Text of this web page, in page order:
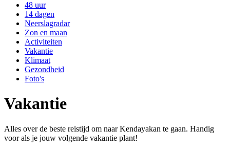
48 uur
14 dagen
Neerslagradar
Zon en maan
Activiteiten
Vakantie
Klimaat
Gezondheid
Foto's
Vakantie
Alles over de beste reistijd om naar Kendayakan te gaan. Handig
voor als je jouw volgende vakantie plant!